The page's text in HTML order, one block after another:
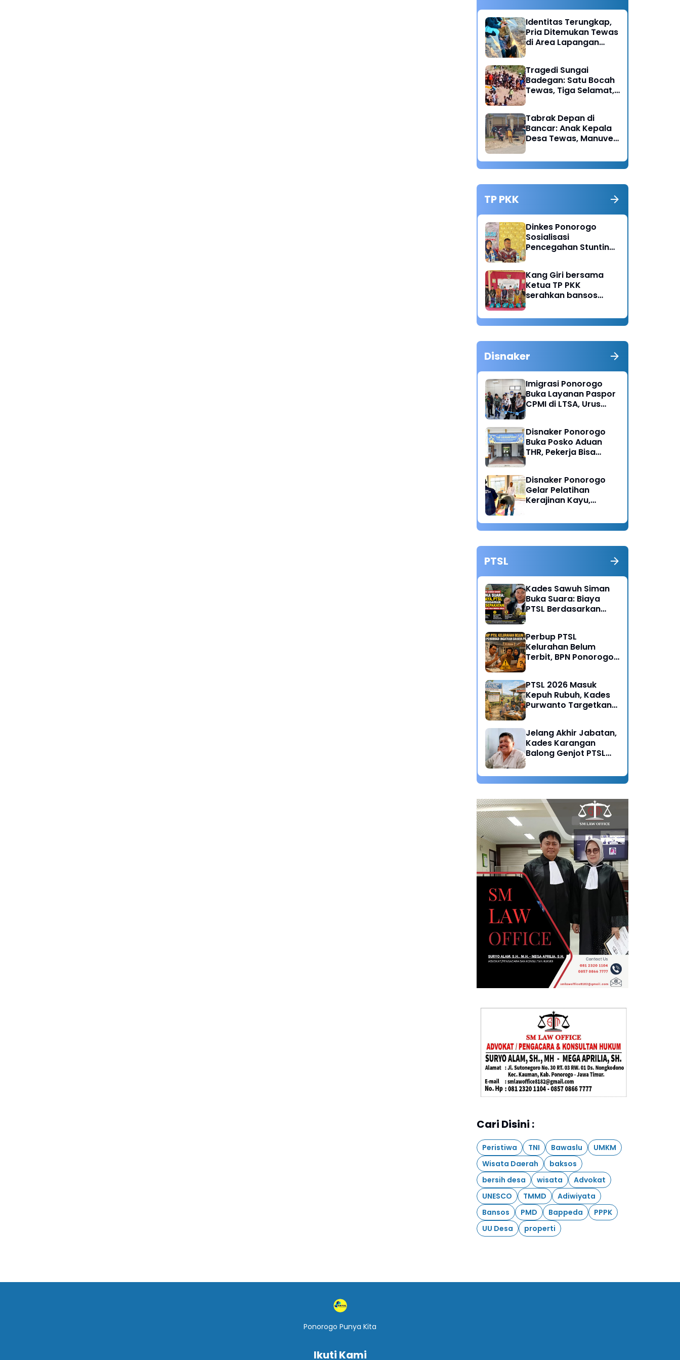
Identitas Terungkap,
Pria Ditemukan Tewas
di Area Lapangan
Hipertensi
Tragedi Sungai
Badegan: Satu Bocah
Tewas, Tiga Selamat,
Tabrak Depan di
Bancar: Anak Kepala
Desa Tewas, Manuver
Diduga Jadi Pemicu
TP PKK
Dinkes Ponorogo
Sosialisasi
Pencegahan Stunting,
Emas
Kang Giri bersama
Ketua TP PKK
serahkan bansos
Sukorejo Ponorogo
Disnaker
Imigrasi Ponorogo
Buka Layanan Paspor
CPMI di LTSA, Urus
Disnaker Ponorogo
Buka Posko Aduan
THR, Pekerja Bisa
Disnaker Ponorogo
Gelar Pelatihan
Kerajinan Kayu,
Wirausaha Baru
PTSL
Kades Sawuh Siman
Buka Suara: Biaya
PTSL Berdasarkan
Perbup PTSL
Kelurahan Belum
Terbit, BPN Ponorogo
PTSL 2026 Masuk
Kepuh Rubuh, Kades
Purwanto Targetkan
Jelang Akhir Jabatan,
Kades Karangan
Balong Genjot PTSL
Administrasi untuk
Generasi Mendatang
Cari Disini :
Peristiwa TNI Bawaslu
UMKM
Wisata Daerah
baksos
bersih desa
wisata
Advokat
UNESCO
TMMD
Adiwiyata
Bansos
PMD Bappeda
PPPK
UU Desa
properti
Ponorogo Punya Kita
Ikuti Kami